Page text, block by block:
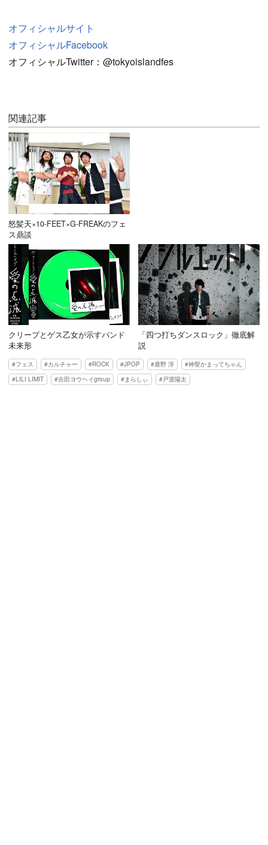
オフィシャルサイト
オフィシャルFacebook
オフィシャルTwitter：@tokyoislandfes
関連記事
怒髪天×10-FEET×G-FREAKのフェ
ス鼎談
クリープとゲス乙女が示すバンド
未来形
「四つ打ちダンスロック」徹底解
説
フェス カルチャー ROCK JPOP 鹿野 淳
神聖かまってちゃん
LILI LIMIT
吉田ヨウヘイgroup まらしぃ 戸渡陽太